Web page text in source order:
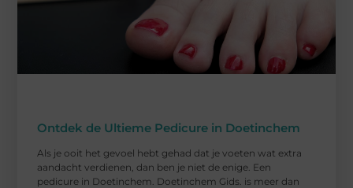
Ontdek de Ultieme Pedicure in Doetinchem
Als je ooit het gevoel hebt gehad dat je voeten wat extra
aandacht verdienen, dan ben je niet de enige. Een
pedicure in Doetinchem. Doetinchem Gids. is meer dan